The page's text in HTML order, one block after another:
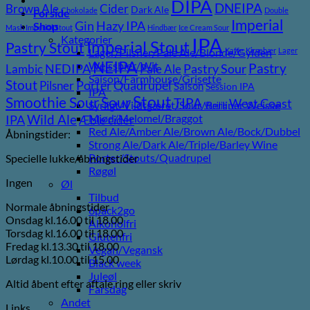
Forside
Shop
Kategorier
Lager/Pilsner/Pale Ale/Blonde/Gylden
Weissbier/Wit
Saison/Farmhouse/Grisette
IPA
Syrligt/Vildtgæret/Sour/Berliner Weisse
Mjød/Melomel/Braggot
Red Ale/Amber Ale/Brown Ale/Bock/Dubbel
Strong Ale/Dark Ale/Triple/Barley Wine
Porter/Stouts/Quadrupel
Røgøl
Øl
Tilbud
6pack2go
Alkoholfri
Glutenfri
Vegan/Vegansk
Black week
Juleøl
Farsdag
Andet
Brown Ale Chokolade Cider Dark Ale DIPA DNEIPA Double
Mash Imperial Stout Gin Hazy IPA Hindbær Ice Cream Sour Imperial
Pastry StoutImperial StoutIPA Kaffe Kirsebær Lager
Lambic NEDIPANEIPAPale Ale Pastry Sour Pastry
Stout Pilsner PorterQuadrupelSaisonSession IPA
Smoothie SourSourStoutTIPA Vanilje West Coast
IPAWild Ale Æble cider
Åbningstider:
Specielle lukke/åbningstider
Ingen
Normale åbningstider
Onsdag kl.16.00 til 18.00
Torsdag kl.16.00 til 18.00
Fredag kl.13.30 til 18.00
Lørdag kl.10.00 til 15.00
Altid åbent efter aftale ring eller skriv